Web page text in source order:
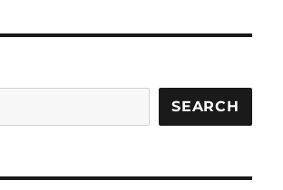
di
untuk
Teknologi
SEARCH